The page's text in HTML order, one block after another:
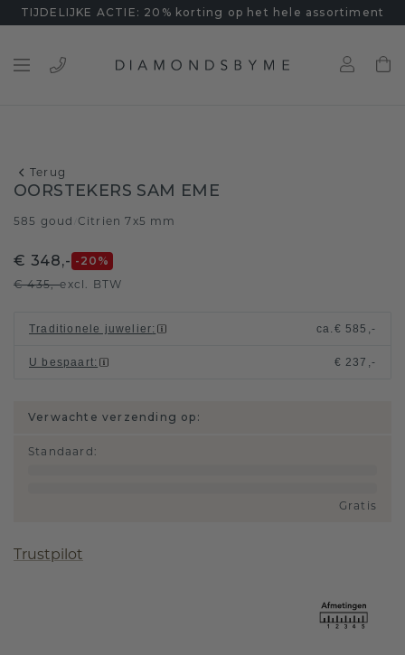
TIJDELIJKE ACTIE: 20% korting op het hele assortiment
Terug
OORSTEKERS SAM EME
585 goud Citrien 7x5 mm
€ 348,- -20 %
€ 435,-excl. BTW
Traditionele juwelier: ca. € 585,-
U bespaart: € 237,-
Verwachte verzending op:
Standaard :
Gratis
Trustpilot